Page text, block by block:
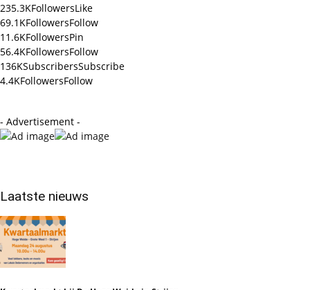
235.3KFollowersLike
69.1KFollowersFollow
11.6KFollowersPin
56.4KFollowersFollow
136KSubscribersSubscribe
4.4KFollowersFollow
- Advertisement -
Laatste nieuws